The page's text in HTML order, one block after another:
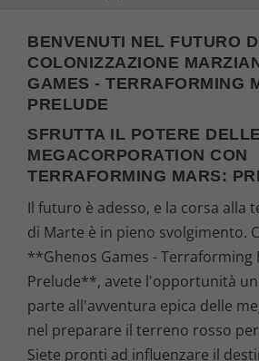
BENVENUTI NEL FUTURO
COLONIZZAZIONE
GAMES - TERRAFORMING
PRELUDE
SFRUTTA IL POTERE DELLE
MEGACORPORATION CON
TERRAFORMING MARS:
Il futuro è adesso, e la corsa alla
di Marte è in pieno svolgimento.
**Ghenos Games - Terraforming
Prelude**, avete l'opportunità
parte all'avventura epica delle
nel preparare il terreno rosso
Siete pronti ad influenzare il